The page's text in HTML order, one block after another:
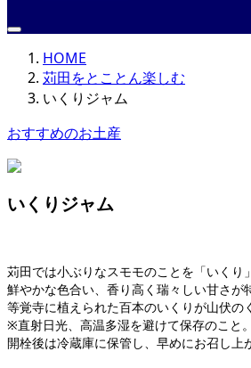
HOME
苅田をとことん楽しむ
いくりジャム
おすすめのお土産
いくりジャム
苅田では小ぶりなスモモのことを「いくり
鮮やかな色合い、香り高く瑞々しい甘さが
等覚寺に植えられた百本のいくりが山伏の
※直射日光、高温多湿を避けて保存のこと。
開栓後は冷蔵庫に保管し、早めにお召し上